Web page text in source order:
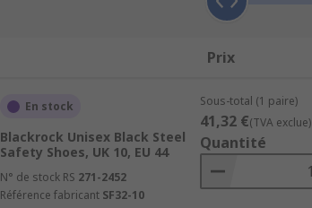
Prix
En stock
Blackrock Unisex Black Steel
Safety Shoes, UK 10, EU 44
N° de stock RS 271-2452
Référence fabricant SF32-10
Sous-total (1 paire)
41,32 €(TVA exclue)
Quantité